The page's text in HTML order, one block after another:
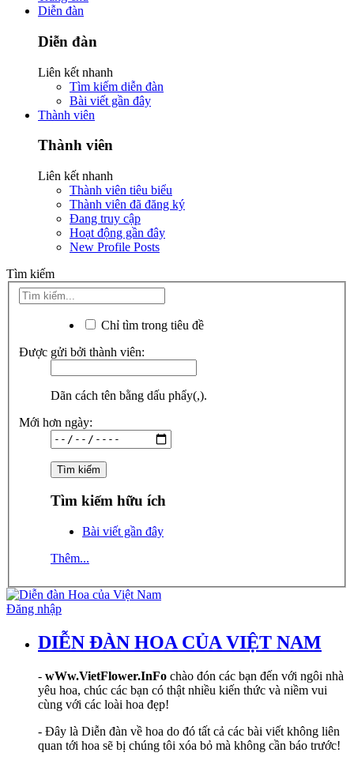
Diễn đàn
Diễn đàn
Liên kết nhanh
Tìm kiếm diễn đàn
Bài viết gần đây
Thành viên
Thành viên
Liên kết nhanh
Thành viên tiêu biểu
Thành viên đã đăng ký
Đang truy cập
Hoạt động gần đây
New Profile Posts
Tìm kiếm
Chỉ tìm trong tiêu đề
Được gửi bởi thành viên:
Dãn cách tên bằng dấu phẩy(,).
Mới hơn ngày:
Tìm kiếm hữu ích
Bài viết gần đây
Thêm...
Đăng nhập
DIỄN ĐÀN HOA CỦA VIỆT NAM
- wWw.VietFlower.InFo chào đón các bạn đến với ngôi nhà
yêu hoa, chúc các bạn có thật nhiều kiến thức và niềm vui
cùng với các loài hoa đẹp!
- Đây là Diễn đàn về hoa do đó tất cả các bài viết không liên
quan tới hoa sẽ bị chúng tôi xóa bỏ mà không cần báo trước!